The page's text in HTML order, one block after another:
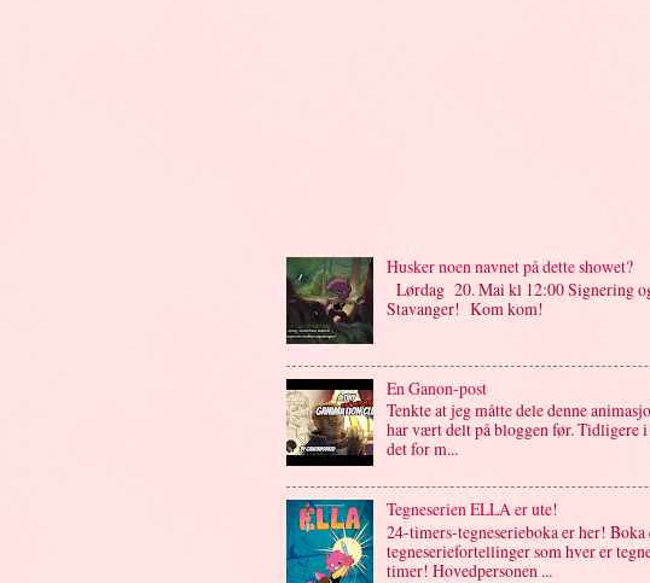
Husker noen navnet på dette showet?
Lørdag 20. Mai kl 12:00 Signering
Stavanger! Kom kom!
En Ganon-post
Tenkte at jeg måtte dele denne
har vært delt på bloggen før. Tidligere
det for m...
Tegneserien ELLA er ute!
24-timers-tegneserieboka er her! Boka
tegneseriefortellinger som hver er
timer! Hovedpersonen ...